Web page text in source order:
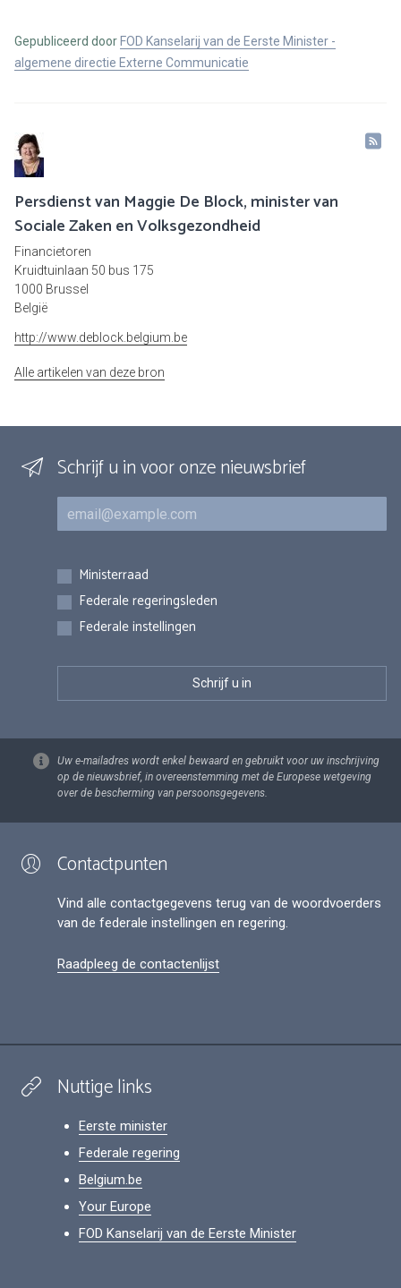
Gepubliceerd door FOD Kanselarij van de Eerste Minister -
algemene directie Externe Communicatie
Persdienst van Maggie De Block, minister van
Sociale Zaken en Volksgezondheid
Financietoren
Kruidtuinlaan 50 bus 175
1000 Brussel
België
http://www.deblock.belgium.be
Alle artikelen van deze bron
Schrijf u in voor onze nieuwsbrief
E-mail
Inschrijvingen
Ministerraad
Federale regeringsleden
Federale instellingen
Uw e-mailadres wordt enkel bewaard en gebruikt voor uw inschrijving
op de nieuwsbrief, in overeenstemming met de Europese wetgeving
over de bescherming van persoonsgegevens.
Contactpunten
Vind alle contactgegevens terug van de woordvoerders
van de federale instellingen en regering.
Raadpleeg de contactenlijst
Nuttige links
Eerste minister
Federale regering
Belgium.be
Your Europe
FOD Kanselarij van de Eerste Minister